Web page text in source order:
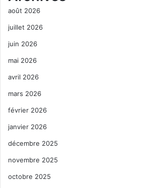
août 2026
juillet 2026
juin 2026
mai 2026
avril 2026
mars 2026
février 2026
janvier 2026
décembre 2025
novembre 2025
octobre 2025